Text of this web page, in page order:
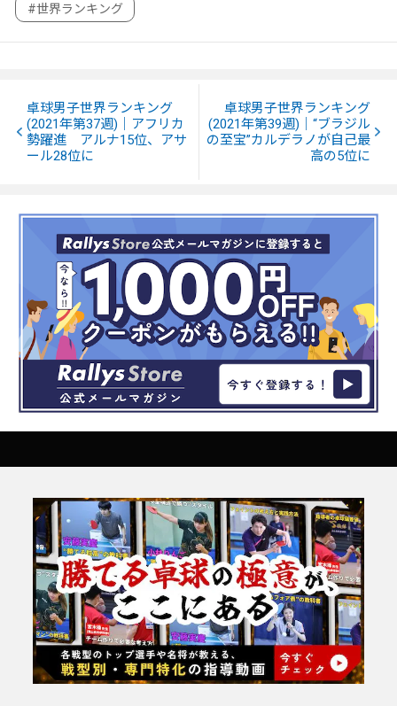
#世界ランキング
卓球男子世界ランキング
(2021年第37週)｜アフリカ
勢躍進 アルナ15位、アサ
ール28位に
卓球男子世界ランキング
(2021年第39週)｜“ブラジル
の至宝”カルデラノが自己最
高の5位に